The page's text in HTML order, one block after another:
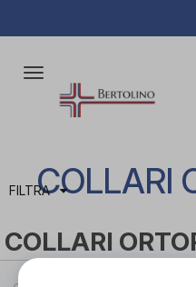
Attiva/disattiva
navigazione
FILTRACOLLARI
COLLARI